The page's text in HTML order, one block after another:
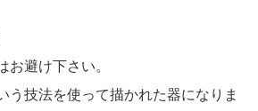
お避け下さい。
う技法を使って描かれた器になりま